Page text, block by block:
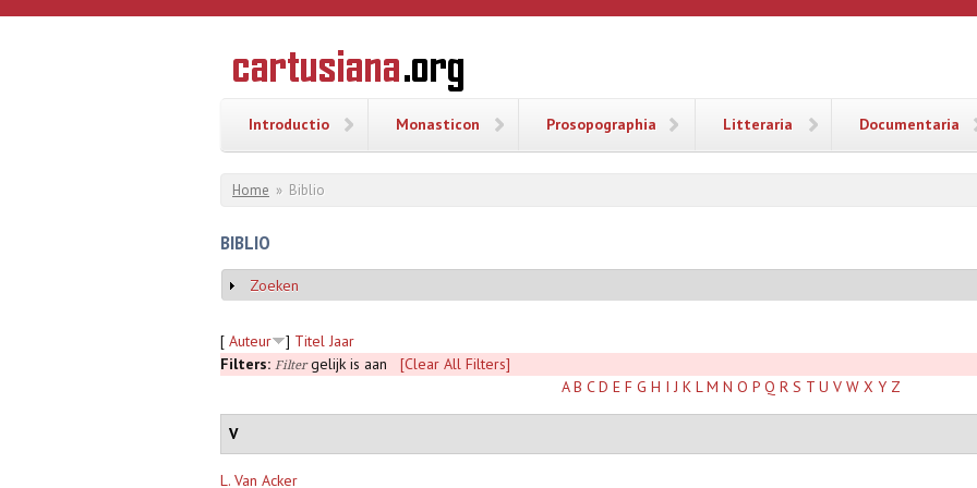
Overslaan en naar de inhoud gaan
CARTUSIANA
Geschiedenis
van de
Introductio Monasticon Prosopographia Litteraria Documentaria
U bent hier
Home » Biblio
BIBLIO
Weergeven
Zoeken
[ Auteur ] Titel Jaar
Filters: Filtergelijk is aan
[Clear All Filters]
A B C D E F G H I J K L M N O P Q R S T U V W X Y Z
V
L. Van Acker